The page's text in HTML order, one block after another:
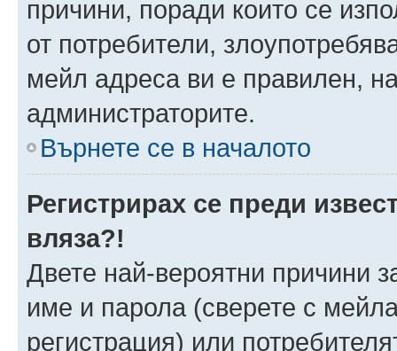
причини, поради които се
от потребители,
мейл адреса ви е правилен,
администраторите.
Върнете се в началото
Регистрирах се преди
вляза?!
Двете най-вероятни причини
име и парола (сверете с
регистрация) или